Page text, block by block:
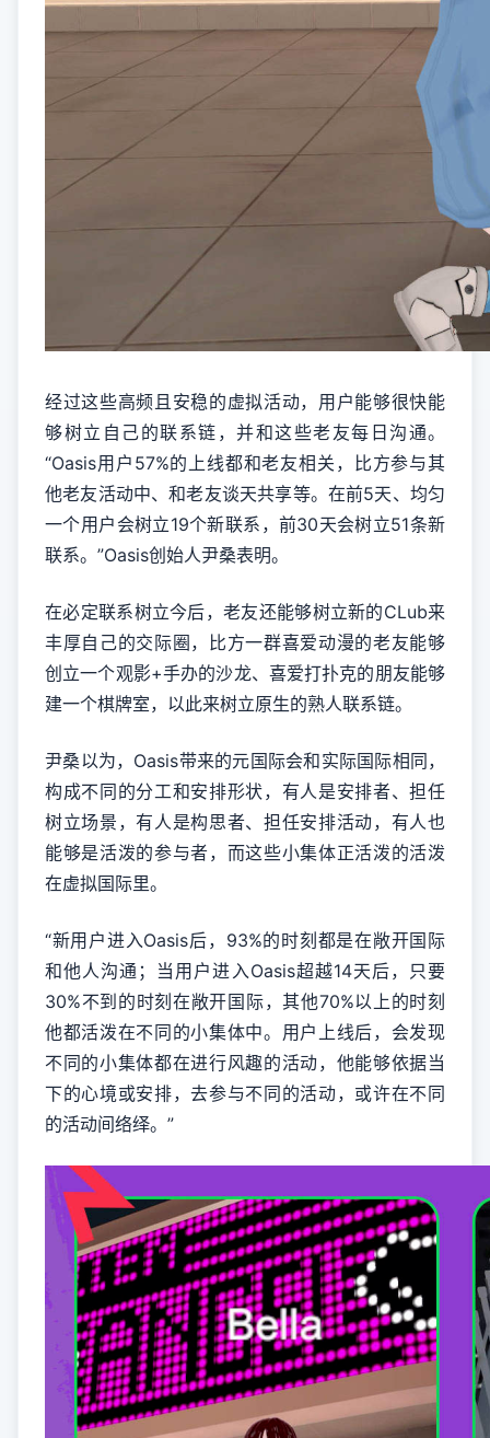
经过这些高频且安稳的虚拟活动，用户能够很快能
够树立自己的联系链，并和这些老友每日沟通。
“Oasis用户57%的上线都和老友相关，比方参与其
他老友活动中、和老友谈天共享等。在前5天、均匀
一个用户会树立19个新联系，前30天会树立51条新
联系。”Oasis创始人尹桑表明。
在必定联系树立今后，老友还能够树立新的CLub来
丰厚自己的交际圈，比方一群喜爱动漫的老友能够
创立一个观影+手办的沙龙、喜爱打扑克的朋友能够
建一个棋牌室，以此来树立原生的熟人联系链。
尹桑以为，Oasis带来的元国际会和实际国际相同，
构成不同的分工和安排形状，有人是安排者、担任
树立场景，有人是构思者、担任安排活动，有人也
能够是活泼的参与者，而这些小集体正活泼的活泼
在虚拟国际里。
“新用户进入Oasis后，93%的时刻都是在敞开国际
和他人沟通；当用户进入Oasis超越14天后，只要
30%不到的时刻在敞开国际，其他70%以上的时刻
他都活泼在不同的小集体中。用户上线后，会发现
不同的小集体都在进行风趣的活动，他能够依据当
下的心境或安排，去参与不同的活动，或许在不同
的活动间络绎。”